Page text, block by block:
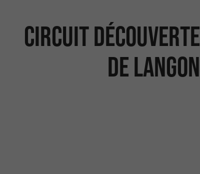
Circuit découverte
de Langon